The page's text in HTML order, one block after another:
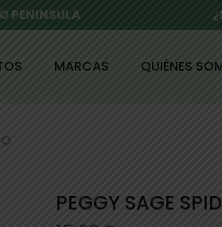
PENINSULA
MARCAS QUIÉNES
PEGGY SAGE